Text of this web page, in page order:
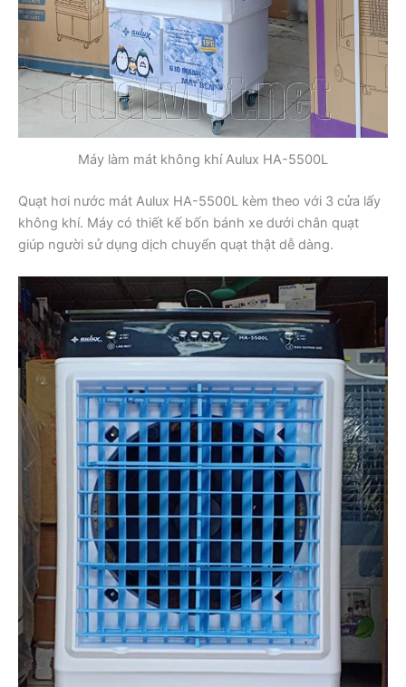
Máy làm mát không khí Aulux HA-5500L
Quạt hơi nước mát Aulux HA-5500L kèm theo với 3 cửa lấy
không khí. Máy có thiết kế bốn bánh xe dưới chân quạt
giúp người sử dụng dịch chuyển quạt thật dễ dàng.